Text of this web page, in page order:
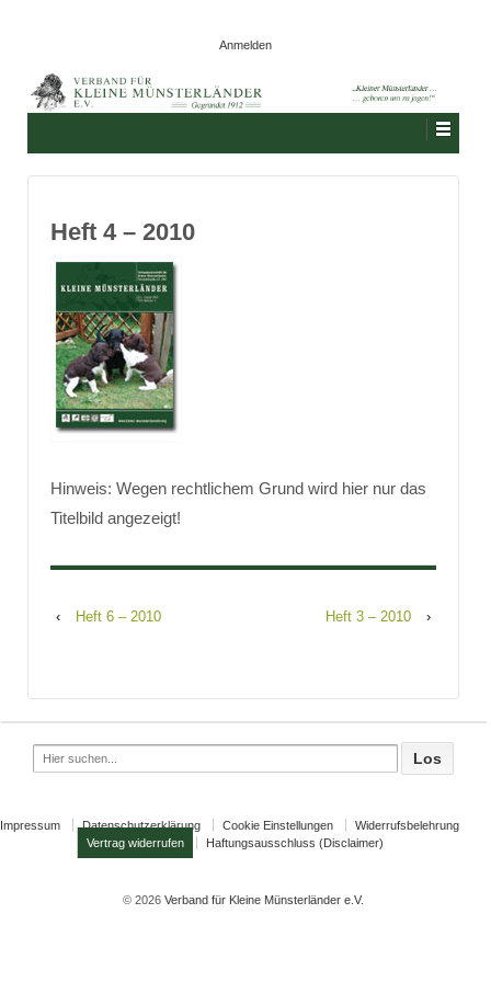
Anmelden
Heft 4 – 2010
Hinweis: Wegen rechtlichem Grund wird hier nur das
Titelbild angezeigt!
‹ Heft 6 – 2010 Heft 3 – 2010 ›
Search
for:
Impressum Datenschutzerklärung Cookie Einstellungen
Widerrufsbelehrung
Vertrag widerrufen
Haftungsausschluss (Disclaimer)
© 2026Verband für Kleine Münsterländer e.V.